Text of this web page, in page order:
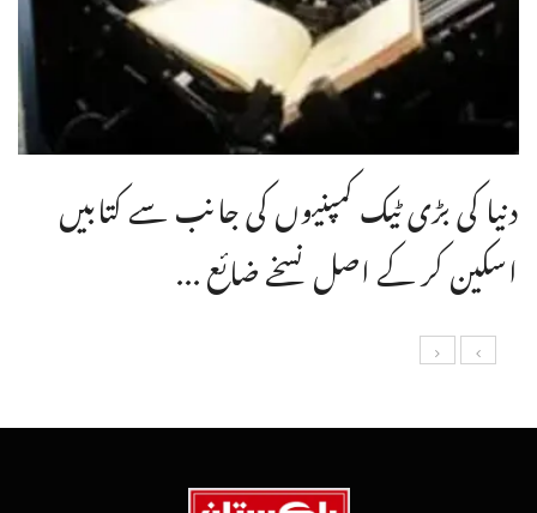
دنیا کی بڑی ٹیک کمپنیوں کی جانب سے کتابیں
اسکین کر کے اصل نسخے ضائع ...